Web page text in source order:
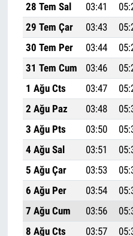
28 Tem Sal
03:41
29 Tem Çar
03:43
30 Tem Per
03:44
31 Tem Cum
03:46
1 Ağu Cts
03:47
2 Ağu Paz
03:48
3 Ağu Pts
03:50
4 Ağu Sal
03:51
5 Ağu Çar
03:53
6 Ağu Per
03:54
7 Ağu Cum
03:56
8 Ağu Cts
03:57